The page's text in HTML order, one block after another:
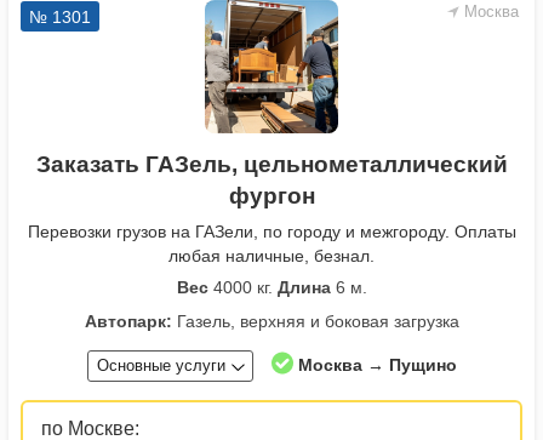
Москва
№ 1301
Заказать ГАЗель, цельнометаллический
фургон
Перевозки грузов на ГАЗели, по городу и межгороду. Оплаты
любая наличные, безнал.
Вес4000 кг. Длина6 м.
Автопарк: Газель, верхняя и боковая загрузка
Основные услуги Москва → Пущино
по Москве: